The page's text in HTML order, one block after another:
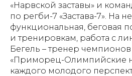
«Нарвской заставы» и
по регби-7 «Застава-7». На
функциональная, беговая
и тренировкам, работа с
Бегель – тренер
«Приморец-Олимпийские
каждого молодого